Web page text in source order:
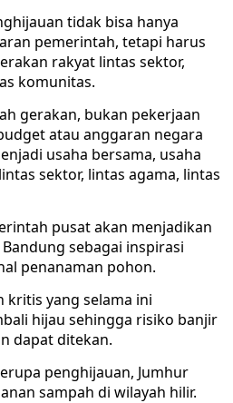
tidak bisa hanya
pemerintah, tetapi harus
rakyat lintas sektor,
komunitas.
gerakan, bukan pekerjaan
atau anggaran negara
usaha bersama, usaha
sektor, lintas agama, lintas
pusat akan menjadikan
sebagai inspirasi
penanaman pohon.
kritis yang selama ini
hijau sehingga risiko banjir
dapat ditekan.
penghijauan, Jumhur
sampah di wilayah hilir.